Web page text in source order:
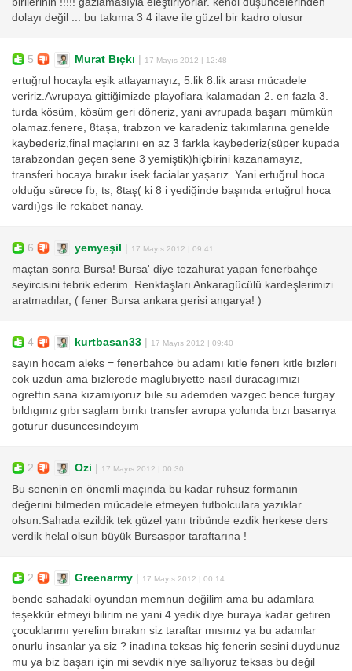
dolayı değil ... bu takıma 3 4 ilave ile güzel bir kadro olusur
5 Murat Bıçkı | 17 Mayıs 2012 | 12:48
ertuğrul hocayla eşik atlayamayız, 5.lik 8.lik arası mücadele
veririz.Avrupaya gittiğimizde playoflara kalamadan 2. en fazla 3.
turda kösüm, kösüm geri döneriz, yani avrupada başarı mümkün
olamaz.fenere, 8taşa, trabzon ve karadeniz takımlarına genelde
kaybederiz,final maçlarını en az 3 farkla kaybederiz(süper kupada
tarabzondan geçen sene 3 yemiştik)hiçbirini kazanamayız,
transferi hocaya bırakır isek facialar yaşarız. Yani ertuğrul hoca
olduğu sürece fb, ts, 8taş( ki 8 i yediğinde başında ertuğrul hoca
vardı)gs ile rekabet nanay.
6 yemyeşil | 17 Mayıs 2012 | 09:41
maçtan sonra Bursa! Bursa' diye tezahurat yapan fenerbahçe
seyircisini tebrik ederim. Renktaşları Ankaragücülü kardeşlerimizi
aratmadılar, ( fener Bursa ankara gerisi angarya! )
4 kurtbasan33 | 17 Mayıs 2012 | 09:40
sayın hocam aleks = fenerbahce bu adamı kıtle fenerı kıtle bızlerı
cok uzdun ama bızlerede maglubıyette nasıl duracagımızı
ogrettın sana kızamıyoruz bıle su ademden vazgec bence turgay
bıldıgınız gıbı saglam bırıkı transfer avrupa yolunda bızı basarıya
goturur dusuncesındeyım
2 Ozi | 17 Mayıs 2012 | 00:30
Bu senenin en önemli maçında bu kadar ruhsuz formanın
değerini bilmeden mücadele etmeyen futbolculara yazıklar
olsun.Sahada ezildik tek güzel yanı tribünde ezdik herkese ders
verdik helal olsun büyük Bursaspor taraftarına !
2 Greenarmy | 17 Mayıs 2012 | 00:14
bende sahadaki oyundan memnun değilim ama bu adamlara
teşekkür etmeyi bilirim ne yani 4 yedik diye buraya kadar getiren
çocuklarımı yerelim bırakın siz taraftar mısınız ya bu adamlar
onurlu insanlar ya siz ? inadına teksas hiç fenerin sesini duydunuz
mu ya biz başarı için mi sevdik niye sallıyoruz teksas bu değil